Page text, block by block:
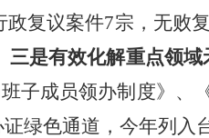
政复议案件7宗，无败
三是有效化解重点领域
子成员领办制度》、
绿色通道，今年列入